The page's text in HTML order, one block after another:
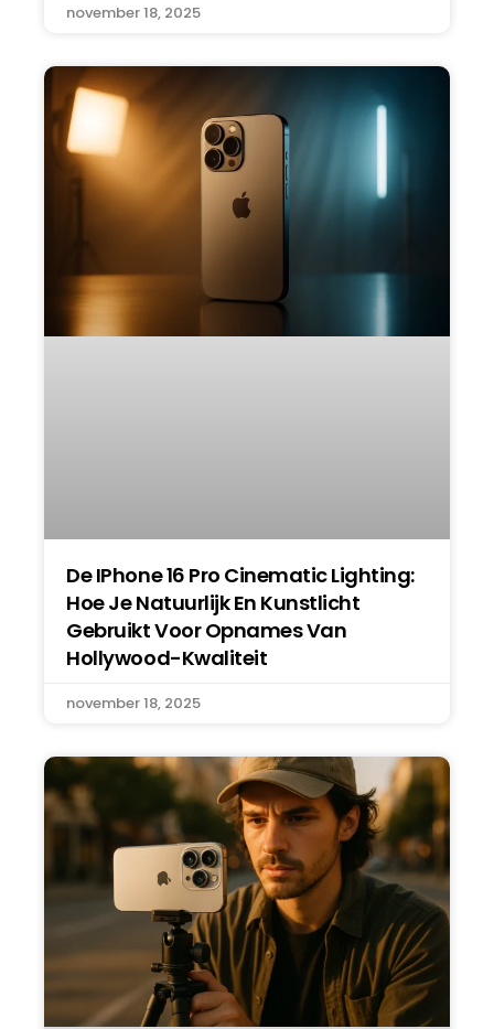
november 18, 2025
De IPhone 16 Pro Cinematic Lighting:
Hoe Je Natuurlijk En Kunstlicht
Gebruikt Voor Opnames Van
Hollywood-Kwaliteit
november 18, 2025